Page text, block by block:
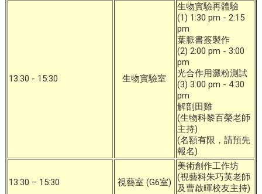
13:30 - 15:30 生物實驗室
生物實驗再體驗
(1) 1:30 pm - 2:15
pm
葉脈書簽製作
(2) 2:00 pm - 3:00
pm
光合作用澱粉測試
(3) 3:00 pm - 4:30
pm
解剖田雞
(生物科黎百榮老師
主持)
(名額有限，請預先
報名)
13:30 – 15:30 視藝室 (G6室)
美術創作工作坊
(視藝科朱巧英老師
及曹啟暉校友主持)